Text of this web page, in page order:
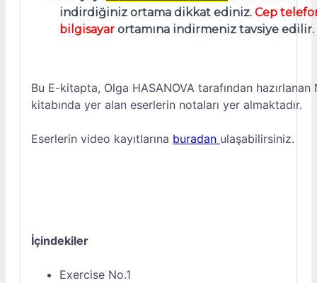
indirdiğiniz ortama dikkat ediniz. Cep
bilgisayar ortamına indirmeniz tavsiye edilir.
Bu E-kitapta, Olga HASANOVA tarafından
kitabında yer alan eserlerin notaları yer almaktadır.
Eserlerin video kayıtlarına buradan ulaşabilirsiniz.
İçindekiler
Exercise No.1